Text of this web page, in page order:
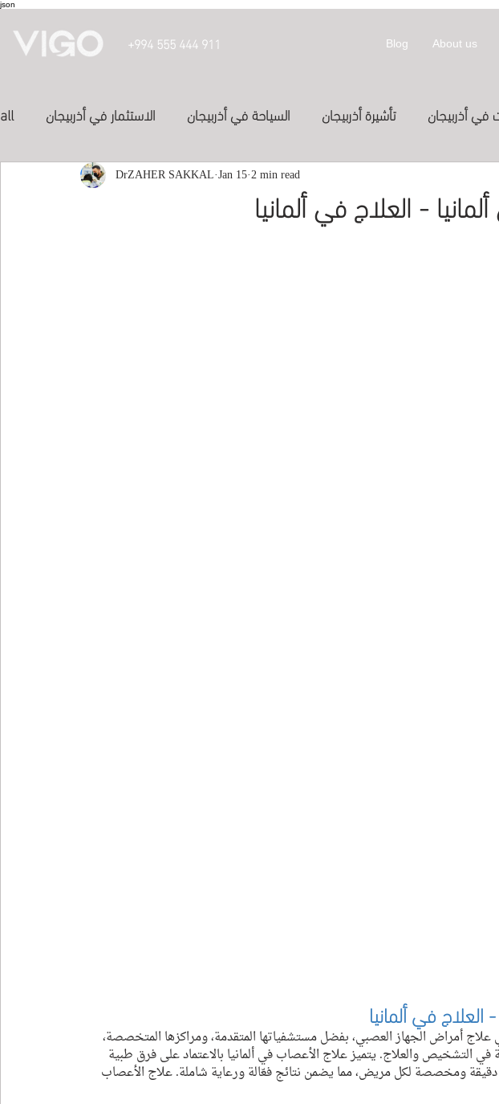
json
+994 555 444 911 About us
Blog
all الاستثمار في أذربيجان السياحة في أذربيجان تأشيرة أذربيجان في أذربيجان
الدراسة في أذربيجان الفنادق في أذربيجان 投資亞塞拜然
- العلاج في ألمانيا
DrZAHER SAKKAL Jan 152 min read
في ألمانيا
في علاج أمراض الجهاز العصبي، بفضل مستشفياتها المتقدمة، ومراكزها المتخصصة،
في التشخيص والعلاج. يتميز علاج الأعصاب في ألمانيا بالاعتماد على فرق طبية
ومخصصة لكل مريض، مما يضمن نتائج فعّالة ورعاية شاملة. علاج الأعصاب